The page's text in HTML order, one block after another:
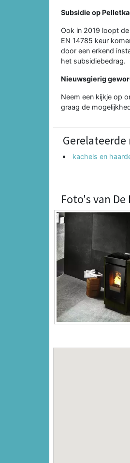
Subsidie op
Ook in 2019 loopt
EN 14785 keur
door een erkend
het subsidiebedrag.
Nieuwsgierig
Neem een kijkje op
graag de
kachels en
Foto's van